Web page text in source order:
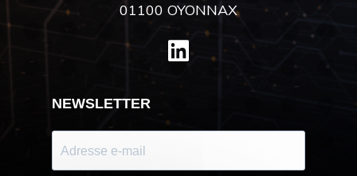
01100 OYONNAX
NEWSLETTER